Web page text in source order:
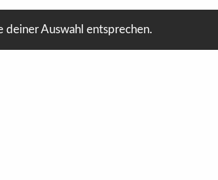
deiner Auswahl entsprechen.